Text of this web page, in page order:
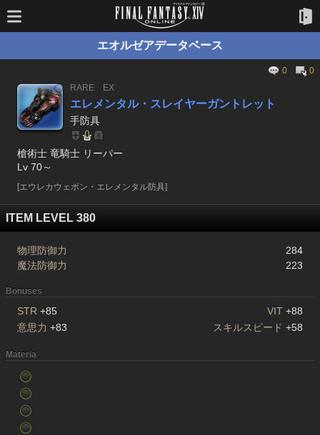
エオルゼアデータベース
0
0
RARE
EX
エレメンタル・スレイヤーガントレット
手防具
槍術士 竜騎士 リーパー
Lv 70～
[エウレカウェポン・エレメンタル防具]
ITEM LEVEL 380
物理防御力
284
魔法防御力
223
Bonuses
STR +85 VIT +88
意思力 +83 スキルスピード +58
Materia